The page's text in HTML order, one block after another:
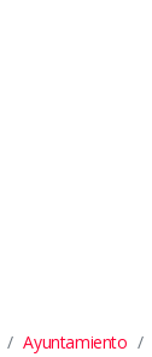
Ayuntamiento